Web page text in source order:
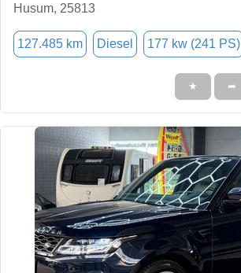
Husum, 25813
127.485 km Diesel 177 kw (241 PS)
★ ➦